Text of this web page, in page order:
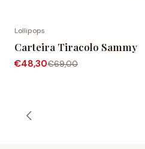
Lollipops
Carteira Tiracolo Sammy
€48,30€69,00